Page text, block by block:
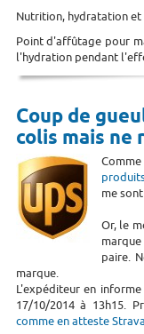
Nutrition, hydratation
Point d'affûtage pour
l'hydration pendant
Coup de
colis mais ne
me
Or, le
paire.
marque.
L'expéditeur en
17/10/2014 à 13h15.
comme en atteste Strava